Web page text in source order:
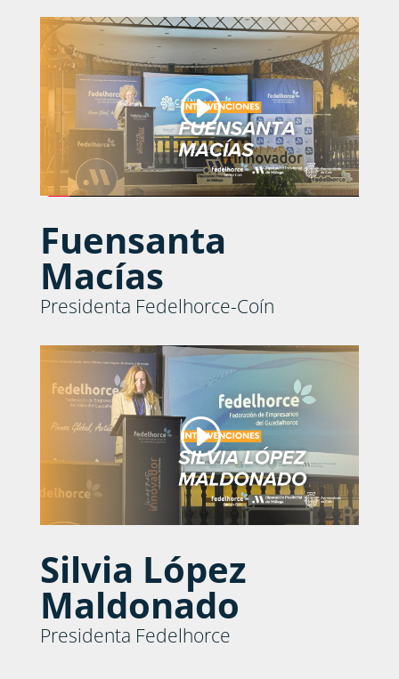
Fuensanta
Macías
Presidenta Fedelhorce-Coín
Silvia López
Maldonado
Presidenta Fedelhorce